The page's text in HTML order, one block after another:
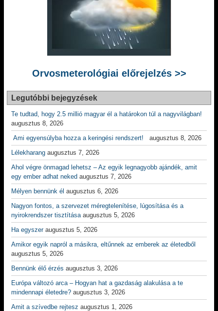
Orvosmeterológiai előrejelzés >>
Legutóbbi bejegyzések
Te tudtad, hogy 2.5 millió magyar él a határokon túl a nagyvilágban!
augusztus 8, 2026
Ami egyensúlyba hozza a keringési rendszert!
augusztus 8, 2026
Lélekharang augusztus 7, 2026
Ahol végre önmagad lehetsz – Az egyik legnagyobb ajándék, amit
egy ember adhat neked augusztus 7, 2026
Mélyen bennünk él augusztus 6, 2026
Nagyon fontos, a szervezet méregtelenítése, lúgosítása és a
nyirokrendszer tisztítása augusztus 5, 2026
Ha egyszer augusztus 5, 2026
Amikor egyik napról a másikra, eltűnnek az emberek az életedből
augusztus 5, 2026
Bennünk élő érzés augusztus 3, 2026
Európa változó arca – Hogyan hat a gazdaság alakulása a te
mindennapi életedre? augusztus 3, 2026
Amit a szívedbe rejtesz augusztus 1, 2026